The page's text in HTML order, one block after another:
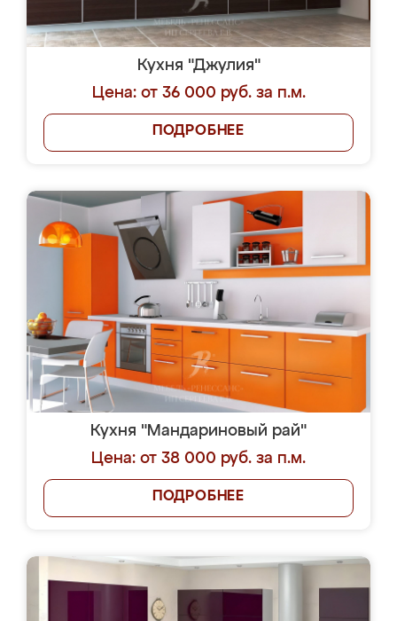
Кухня "Джулия"
Цена: от 36 000 руб. за п.м.
ПОДРОБНЕЕ
Кухня "Мандариновый рай"
Цена: от 38 000 руб. за п.м.
ПОДРОБНЕЕ